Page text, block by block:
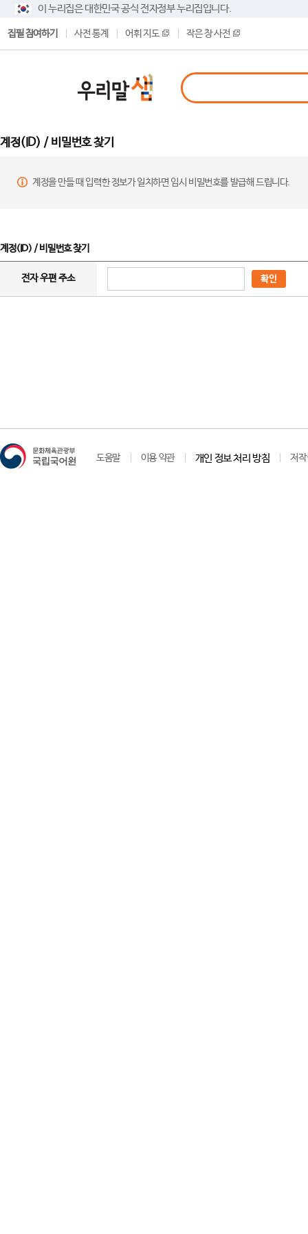
이 누리집은 대한민국 공식 전자정부 누리집입니다.
집필 참여하기 사전 통계 어휘 지도 작은 창 사전
계정(ID) / 비밀번호 찾기
계정을 만들 때 입력한 정보가 일치하면 임시 비밀번호를 발급해 드립니다.
계정(ID) / 비밀번호 찾기
전자 우편 주소 확인
도움말 이용 약관 개인 정보 처리 방침 저